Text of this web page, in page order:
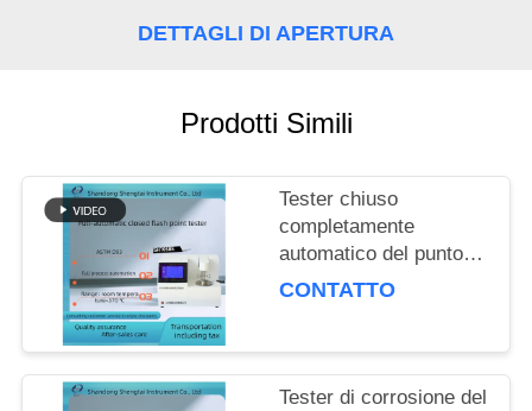
POLICY
DETTAGLI DI APERTURA
Prodotti Simili
Tester chiuso
completamente
automatico del punto di
infiammabilità di ASTM
CONTATTO
Tester di corrosione del